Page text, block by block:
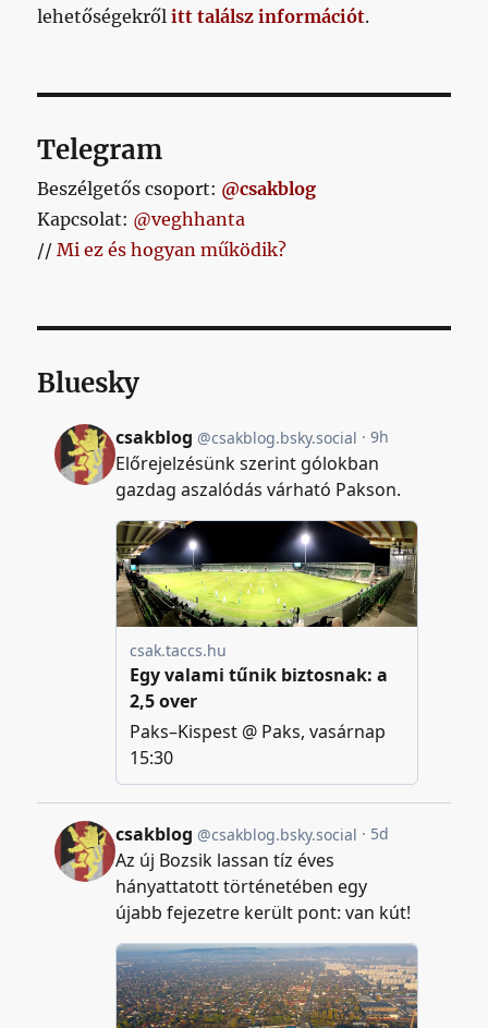
lehetőségekrőlitt találsz információt.
Telegram
Beszélgetős csoport: @csakblog
Kapcsolat: @veghhanta
//Mi ez és hogyan működik?
Bluesky